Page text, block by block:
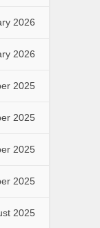
2026
2026
2025
2025
2025
2025
2025